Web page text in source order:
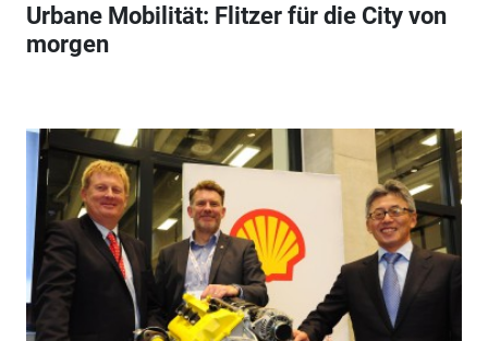
Urbane Mobilität: Flitzer für die City von
morgen